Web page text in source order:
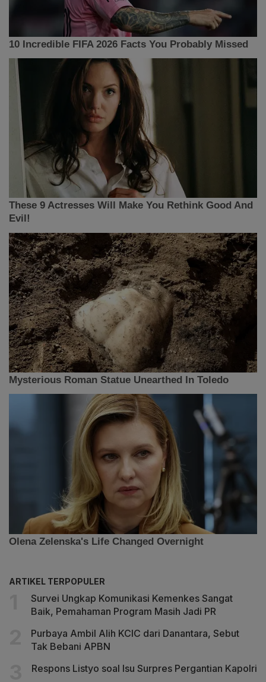
ARTIKEL TERPOPULER
Survei Ungkap Komunikasi Kemenkes Sangat
Baik, Pemahaman Program Masih Jadi PR
Purbaya Ambil Alih KCIC dari Danantara, Sebut
Tak Bebani APBN
Respons Listyo soal Isu Surpres Pergantian Kapolri